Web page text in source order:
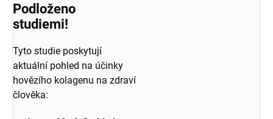
Podloženo
studiemi!
Tyto studie poskytují
aktuální pohled na účinky
hovězího kolagenu na zdraví
člověka: